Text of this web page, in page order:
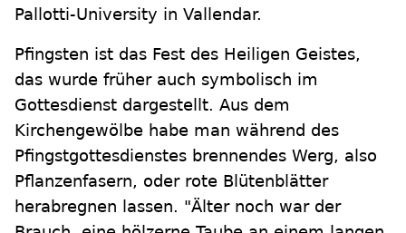
Pallotti-University in Vallendar.
Pfingsten ist das Fest des Heiligen Geistes,
das wurde früher auch symbolisch im
Gottesdienst dargestellt. Aus dem
Kirchengewölbe habe man während des
Pfingstgottesdienstes brennendes Werg, also
Pflanzenfasern, oder rote Blütenblätter
herabregnen lassen. "Älter noch war der